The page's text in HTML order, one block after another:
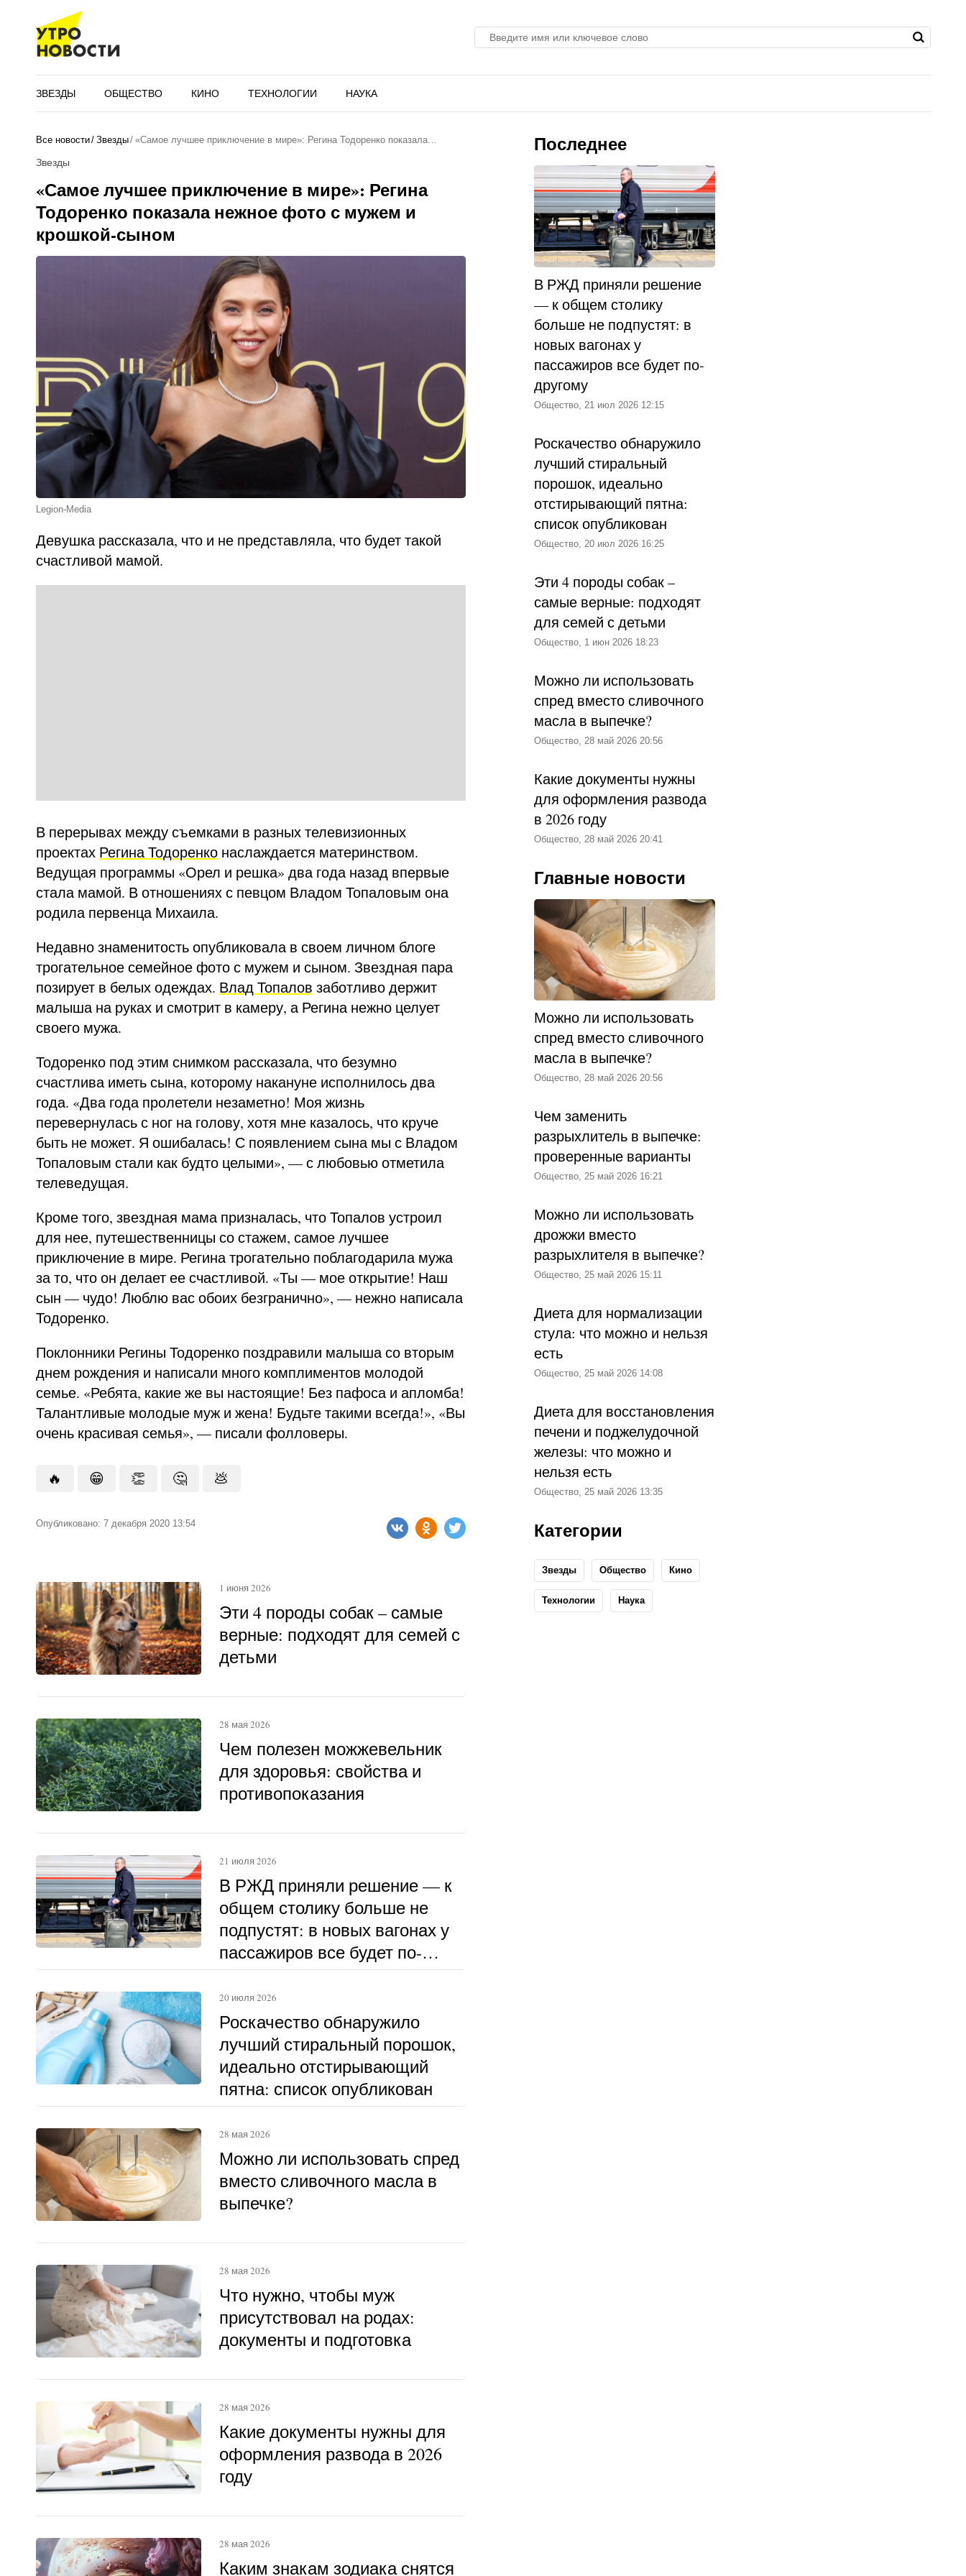
ЗВЕЗДЫ ОБЩЕСТВО КИНО ТЕХНОЛОГИИ НАУКА
Все новости Звезды «Самое лучшее приключение в мире»: Регина Тодоренко показала…
Звезды
«Самое лучшее приключение в мире»: Регина
Тодоренко показала нежное фото с мужем и
крошкой-сыном
Legion-Media
Девушка рассказала, что и не представляла, что будет такой
счастливой мамой.
В перерывах между съемками в разных телевизионных
проектах Регина Тодоренконаслаждается материнством.
Ведущая программы «Орел и решка» два года назад впервые
стала мамой. В отношениях с певцом Владом Топаловым она
родила первенца Михаила.
Недавно знаменитость опубликовала в своем личном блоге
трогательное семейное фото с мужем и сыном. Звездная пара
позирует в белых одеждах. Влад Топалов заботливо держит
малыша на руках и смотрит в камеру, а Регина нежно целует
своего мужа.
Тодоренко под этим снимком рассказала, что безумно
счастлива иметь сына, которому накануне исполнилось два
года. «Два года пролетели незаметно! Моя жизнь
перевернулась с ног на голову, хотя мне казалось, что круче
быть не может. Я ошибалась! С появлением сына мы с Владом
Топаловым стали как будто целыми», — с любовью отметила
телеведущая.
Кроме того, звездная мама призналась, что Топалов устроил
для нее, путешественницы со стажем, самое лучшее
приключение в мире. Регина трогательно поблагодарила мужа
за то, что он делает ее счастливой. «Ты — мое открытие! Наш
сын — чудо! Люблю вас обоих безгранично», — нежно написала
Тодоренко.
Поклонники Регины Тодоренко поздравили малыша со вторым
днем рождения и написали много комплиментов молодой
семье. «Ребята, какие же вы настоящие! Без пафоса и апломба!
Талантливые молодые муж и жена! Будьте такими всегда!», «Вы
очень красивая семья», — писали фолловеры.
🔥 😁 👏 🤔 💩
Опубликовано: 7 декабря 2020 13:54
Эти 4 породы собак – самые
верные: подходят для семей с
детьми
1 июня 2026
Чем полезен можжевельник
для здоровья: свойства и
противопоказания
28 мая 2026
В РЖД приняли решение — к
общем столику больше не
подпустят: в новых вагонах у
пассажиров все будет по-
другому
21 июля 2026
Роскачество обнаружило
лучший стиральный порошок,
идеально отстирывающий
пятна: список опубликован
20 июля 2026
Можно ли использовать спред
вместо сливочного масла в
выпечке?
28 мая 2026
Что нужно, чтобы муж
присутствовал на родах:
документы и подготовка
28 мая 2026
Какие документы нужны для
оформления развода в 2026
году
28 мая 2026
Каким знакам зодиака снятся
28 мая 2026
Последнее
В РЖД приняли решение
— к общем столику
больше не подпустят: в
новых вагонах у
пассажиров все будет по-
другому
Общество, 21 июл 2026 12:15
Роскачество обнаружило
лучший стиральный
порошок, идеально
отстирывающий пятна:
список опубликован
Общество, 20 июл 2026 16:25
Эти 4 породы собак –
самые верные: подходят
для семей с детьми
Общество, 1 июн 2026 18:23
Можно ли использовать
спред вместо сливочного
масла в выпечке?
Общество, 28 май 2026 20:56
Какие документы нужны
для оформления развода
в 2026 году
Общество, 28 май 2026 20:41
Главные новости
Можно ли использовать
спред вместо сливочного
масла в выпечке?
Общество, 28 май 2026 20:56
Чем заменить
разрыхлитель в выпечке:
проверенные варианты
Общество, 25 май 2026 16:21
Можно ли использовать
дрожжи вместо
разрыхлителя в выпечке?
Общество, 25 май 2026 15:11
Диета для нормализации
стула: что можно и нельзя
есть
Общество, 25 май 2026 14:08
Диета для восстановления
печени и поджелудочной
железы: что можно и
нельзя есть
Общество, 25 май 2026 13:35
Категории
Звезды Общество Кино
Технологии Наука